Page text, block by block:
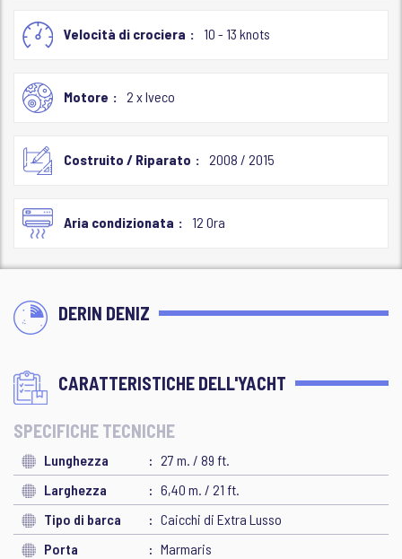
Velocità di crociera 10 - 13 knots
Motore 2 x Iveco
Costruito / Riparato 2008 / 2015
Aria condizionata 12 Ora
DERIN DENIZ
CARATTERISTICHE DELL'YACHT
SPECIFICHE TECNICHE
Lunghezza
27 m. / 89 ft.
Larghezza
6,40 m. / 21 ft.
Tipo di barca
Caicchi di Extra Lusso
Porta
Marmaris